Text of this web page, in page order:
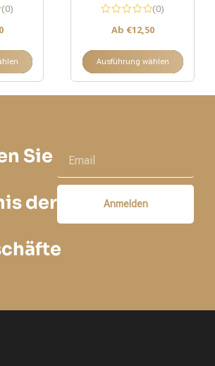
(0) (0)
Ab €12,50
Ausführung wählen
Sie
der
Anmelden